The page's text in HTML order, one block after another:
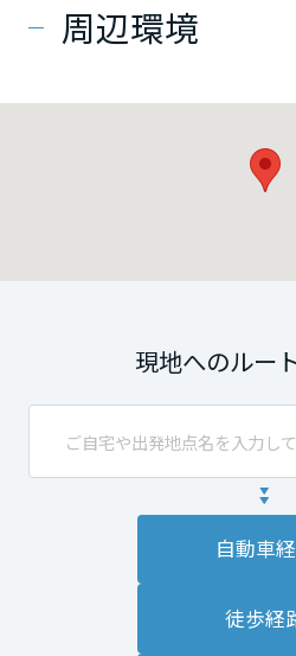
周辺環境
現地へのルー
自動車
徒歩経